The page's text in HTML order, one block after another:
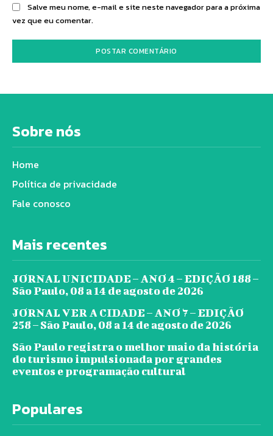
Salve meu nome, e-mail e site neste navegador para a próxima
vez que eu comentar.
Sobre nós
Home
Política de privacidade
Fale conosco
Mais recentes
JORNAL UNICIDADE – ANO 4 – EDIÇÃO 188 –
São Paulo, 08 a 14 de agosto de 2026
JORNAL VER A CIDADE – ANO 7 – EDIÇÃO
258 – São Paulo, 08 a 14 de agosto de 2026
São Paulo registra o melhor maio da história
do turismo impulsionada por grandes
eventos e programação cultural
Populares